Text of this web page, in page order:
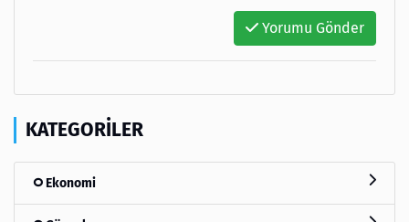
Yorumu Gönder
KATEGORILER
Ekonomi